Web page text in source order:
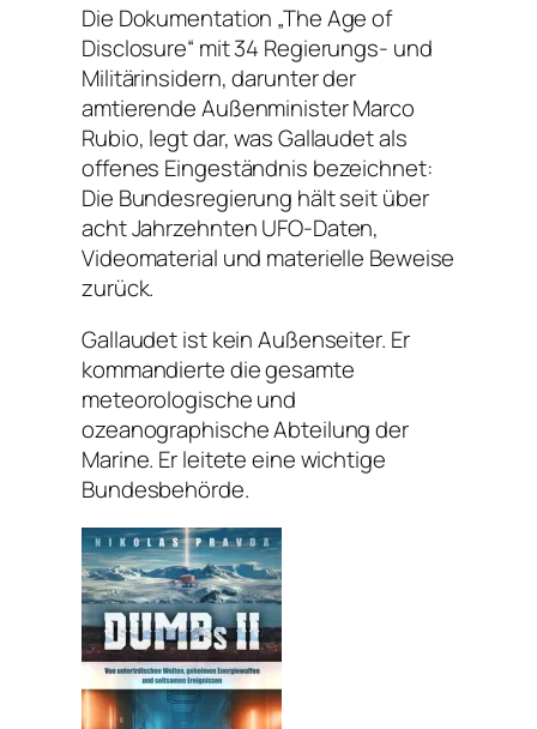
Die Dokumentation „The Age of
Disclosure“ mit 34 Regierungs- und
Militärinsidern, darunter der
amtierende Außenminister Marco
Rubio, legt dar, was Gallaudet als
offenes Eingeständnis bezeichnet:
Die Bundesregierung hält seit über
acht Jahrzehnten UFO-Daten,
Videomaterial und materielle Beweise
zurück.
Gallaudet ist kein Außenseiter. Er
kommandierte die gesamte
meteorologische und
ozeanographische Abteilung der
Marine. Er leitete eine wichtige
Bundesbehörde.